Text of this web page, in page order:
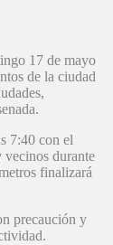
17 de mayo
de la ciudad
7:40 con el
vecinos durante
finalizará
precaución y